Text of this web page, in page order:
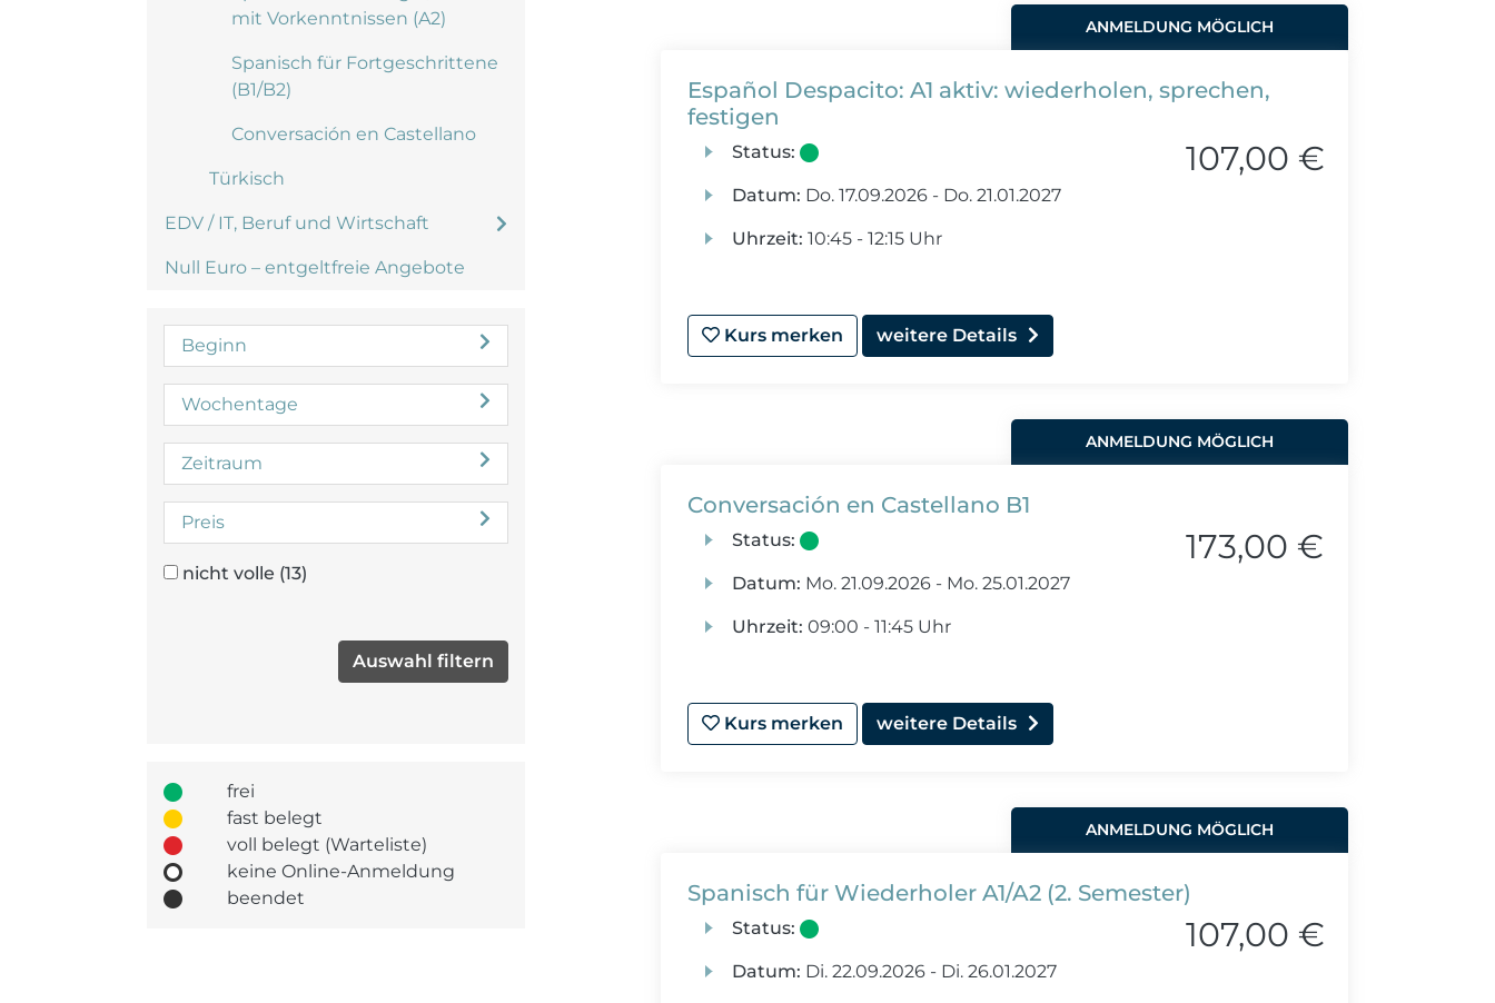
mit Vorkenntnissen (A2)
Spanisch für Fortgeschrittene
(B1/B2)
Conversación en Castellano
Türkisch
EDV / IT, Beruf und Wirtschaft
Null Euro – entgeltfreie Angebote
Beginn
Wochentage
Zeitraum
Preis
nicht volle (13)
frei
fast belegt
voll belegt (Warteliste)
keine Online-Anmeldung
beendet
ANMELDUNG MÖGLICH
Español Despacito: A1 aktiv: wiederholen, sprechen,
festigen
Status:
Datum: Do.17.09.2026 - Do.21.01.2027
Uhrzeit: 10:45 - 12:15 Uhr
107,00 €
Kurs merken weitere Details
ANMELDUNG MÖGLICH
Conversación en Castellano B1
Status:
Datum: Mo.21.09.2026 - Mo.25.01.2027
Uhrzeit: 09:00 - 11:45 Uhr
173,00 €
Kurs merken weitere Details
ANMELDUNG MÖGLICH
Spanisch für Wiederholer A1/A2 (2. Semester)
Status:
Datum: Di.22.09.2026 - Di.26.01.2027
107,00 €